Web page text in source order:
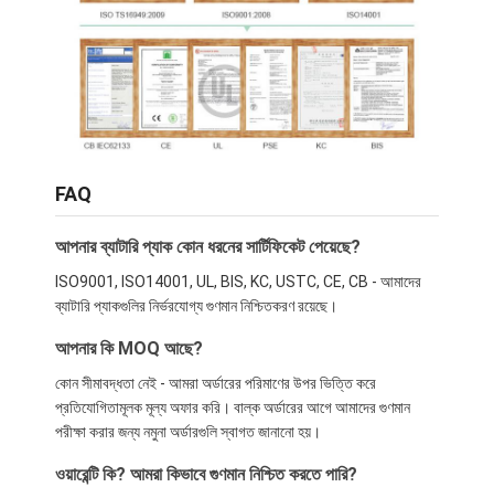
গভীর চক্র ব্যাটারি
বিএমএস পিসিবি পিসিএম
কাস্টমাইজড ব্যাটারি প্যাক
ইউপিএস লিথিয়াম ব্যাটারি
নিকেল মেটাল হাইড্রাইড ব্যাটারি প্যাক
রিচার্জযোগ্য লি-আইন ব্যাটারি
লিথিয়াম আয়ন ব্যাটারি চার্জার
FAQ
আপনার ব্যাটারি প্যাক কোন ধরনের সার্টিফিকেট পেয়েছে?
ISO9001, ISO14001, UL, BIS, KC, USTC, CE, CB - আমাদের
ব্যাটারি প্যাকগুলির নির্ভরযোগ্য গুণমান নিশ্চিতকরণ রয়েছে।
আপনার কি MOQ আছে?
কোন সীমাবদ্ধতা নেই - আমরা অর্ডারের পরিমাণের উপর ভিত্তি করে
প্রতিযোগিতামূলক মূল্য অফার করি। বাল্ক অর্ডারের আগে আমাদের গুণমান
পরীক্ষা করার জন্য নমুনা অর্ডারগুলি স্বাগত জানানো হয়।
ওয়ারেন্টি কি? আমরা কিভাবে গুণমান নিশ্চিত করতে পারি?